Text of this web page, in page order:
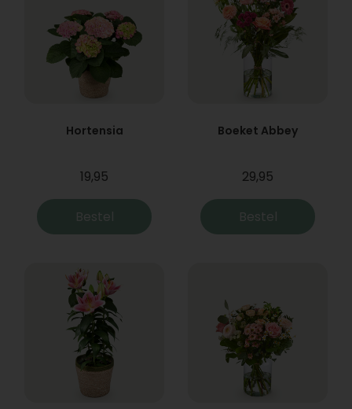
Hortensia
19,95
Bestel
Boeket Abbey
29,95
Bestel